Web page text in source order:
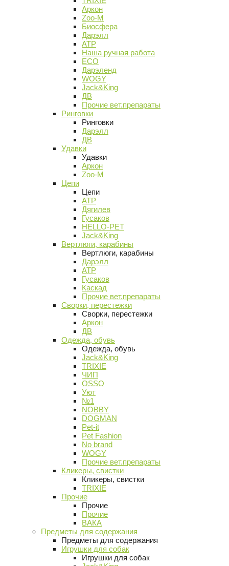
Аркон
Zoo-M
Биосфера
Дарэлл
АТР
Наша ручная работа
ECO
Дарэленд
WOGY
Jack&King
ДВ
Прочие вет.препараты
Ринговки
Ринговки
Дарэлл
ДВ
Удавки
Удавки
Аркон
Zoo-M
Цепи
Цепи
АТР
Дягилев
Гусаков
HELLO-PET
Jack&King
Вертлюги, карабины
Вертлюги, карабины
Дарэлл
АТР
Гусаков
Каскад
Прочие вет.препараты
Сворки, перестежки
Сворки, перестежки
Аркон
ДВ
Одежда, обувь
Одежда, обувь
Jack&King
TRIXIE
ЧИП
OSSO
Уют
№1
NOBBY
DOGMAN
Pet-it
Pet Fashion
No brand
WOGY
Прочие вет.препараты
Кликеры, свистки
Кликеры, свистки
TRIXIE
Прочие
Прочие
Прочие
ВАКА
Предметы для содержания
Предметы для содержания
Игрушки для собак
Игрушки для собак